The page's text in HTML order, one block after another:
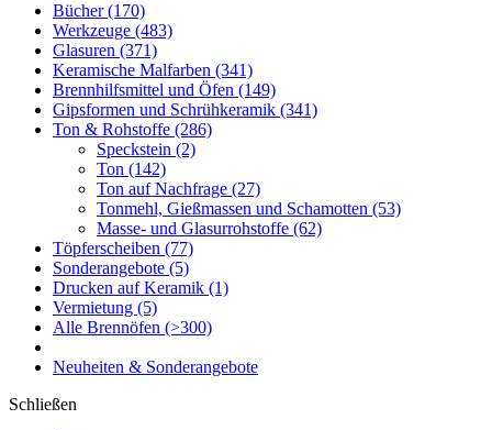
Bücher(170)
Werkzeuge (483)
Glasuren (371)
Keramische Malfarben (341)
Brennhilfsmittel und Öfen (149)
Gipsformen und Schrühkeramik (341)
Ton & Rohstoffe (286)
Speckstein (2)
Ton (142)
Ton auf Nachfrage (27)
Tonmehl, Gießmassen und Schamotten (53)
Masse- und Glasurrohstoffe (62)
Töpferscheiben (77)
Sonderangebote (5)
Drucken auf Keramik (1)
Vermietung (5)
Alle Brennöfen (>300)
Neuheiten & Sonderangebote
Schließen